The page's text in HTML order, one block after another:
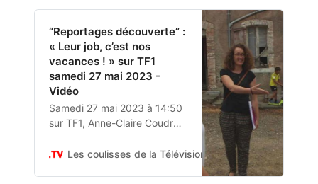
“Reportages découverte” :
« Leur job, c’est nos
vacances ! » sur TF1
samedi 27 mai 2023 -
Vidéo
Samedi 27 mai 2023 à 14:50
sur TF1, Anne-Claire Coudray
revoir dans “Reportages
Les coulisses de la Télévision Jean-marc Verdrel